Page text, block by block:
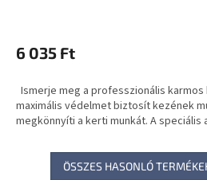
6 035 Ft
Ismerje meg a professzionális
maximális védelmet biztosít kezének
megkönnyíti a kerti munkát. A speciális
ÖSSZES HASONLÓ